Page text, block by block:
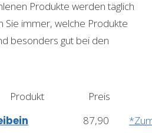
Produkte werden täglich
Sie immer, welche Produkte
besonders gut bei den
Produkt
Preis
87,90